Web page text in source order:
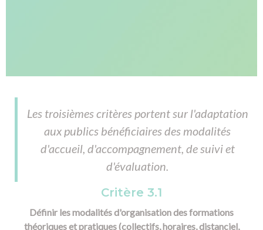
Les troisièmes critères portent sur l'adaptation
aux publics bénéficiaires des modalités
d'accueil, d'accompagnement, de suivi et
d'évaluation.
Critère 3.1
Définir les modalités d'organisation des formations
théoriques et pratiques (collectifs, horaires, distanciel,